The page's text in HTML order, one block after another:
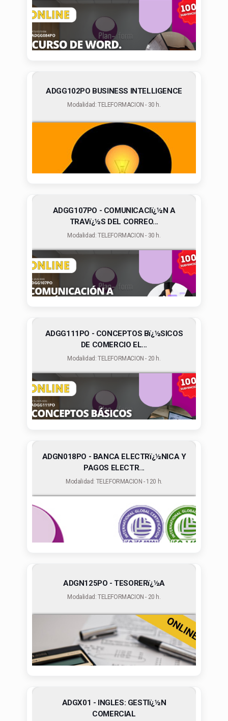
ADGG102PO BUSINESS INTELLIGENCE
Modalidad: TELEFORMACION - 30 h.
ADGG107PO - COMUNICACIï¿½N A
TRAVï¿½S DEL CORREO...
Modalidad: TELEFORMACION - 30 h.
ADGG111PO - CONCEPTOS Bï¿½SICOS
DE COMERCIO EL...
Modalidad: TELEFORMACION - 20 h.
ADGN018PO - BANCA ELECTRï¿½NICA Y
PAGOS ELECTR...
Modalidad: TELEFORMACION - 120 h.
ADGN125PO - TESORERï¿½A
Modalidad: TELEFORMACION - 20 h.
ADGX01 - INGLES: GESTIï¿½N
COMERCIAL